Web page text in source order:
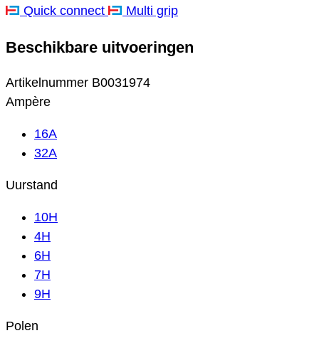
Quick connect
Multi grip
Beschikbare uitvoeringen
Artikelnummer B0031974
Ampère
16A
32A
Uurstand
10H
4H
6H
7H
9H
Polen